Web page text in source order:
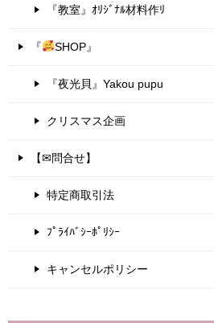
『教室』ｵﾘｼﾞﾅﾙ材料作ﾘ
『 SHOP』
『夜光貝』Yakou pupu
クリスマス企画
【✉問合せ】
特定商取引法
ﾌﾟﾗｲﾊﾞｼｰﾎﾟﾘｼｰ
キャンセルポリシー